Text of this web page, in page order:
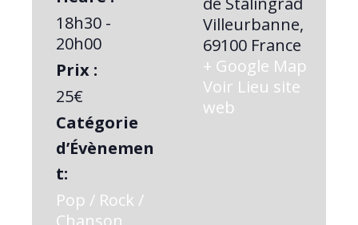
18h30 -
20h00
Prix :
25€
Catégorie
d’Évènemen
t:
Pop / Rock /
Villeurbanne,
69100 France
+ Google Map
Voir Lieu site
web